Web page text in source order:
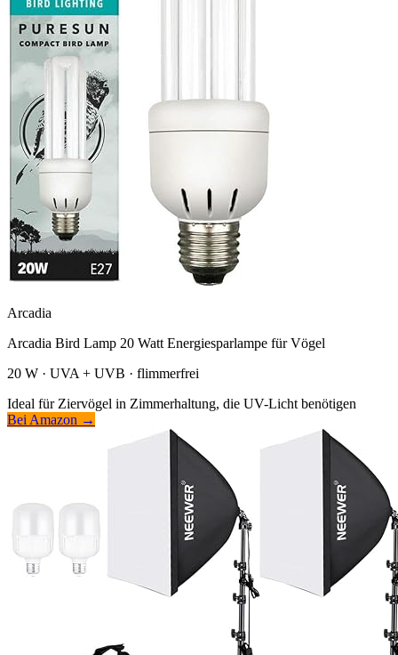
Arcadia
Arcadia Bird Lamp 20 Watt Energiesparlampe für Vögel
20 W · UVA + UVB · flimmerfrei
Ideal für Ziervögel in Zimmerhaltung, die UV-Licht benötigen
Bei Amazon →